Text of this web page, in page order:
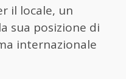
il locale, un
sua posizione di
internazionale